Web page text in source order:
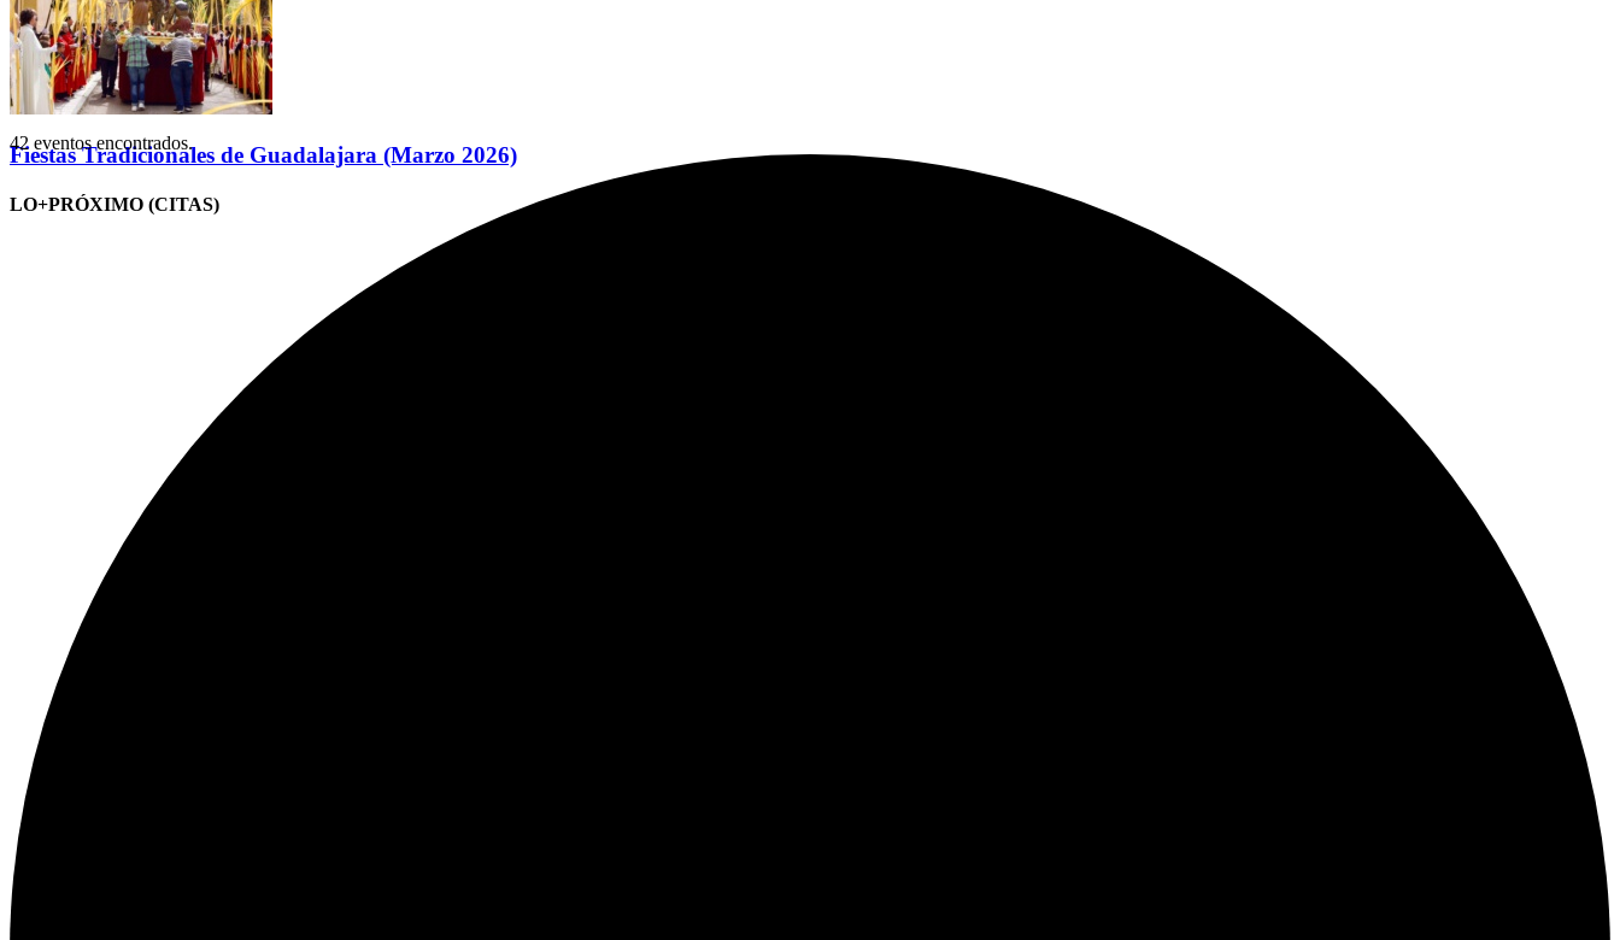
Fiestas Tradicionales de Guadalajara (Marzo 2026)
LO+PRÓXIMO (CITAS)
42 eventos encontrados.